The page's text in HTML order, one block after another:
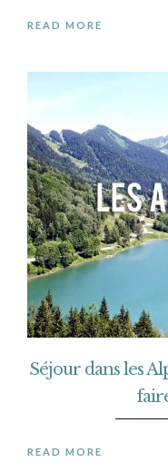
READ MORE
Séjour dans les
READ MORE